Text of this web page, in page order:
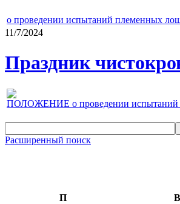
о проведении испытаний племенных
11/7/2024
Праздник
ПОЛОЖЕНИЕ о проведении испытаний
Расширенный поиск
П В